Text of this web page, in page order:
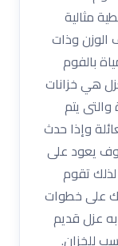
مثالية
وذات
بالفوم
هي خزانات
يتم
وإذا حدث
يعود على
تقوم
على خطوات
عزل قديم
للخزان.